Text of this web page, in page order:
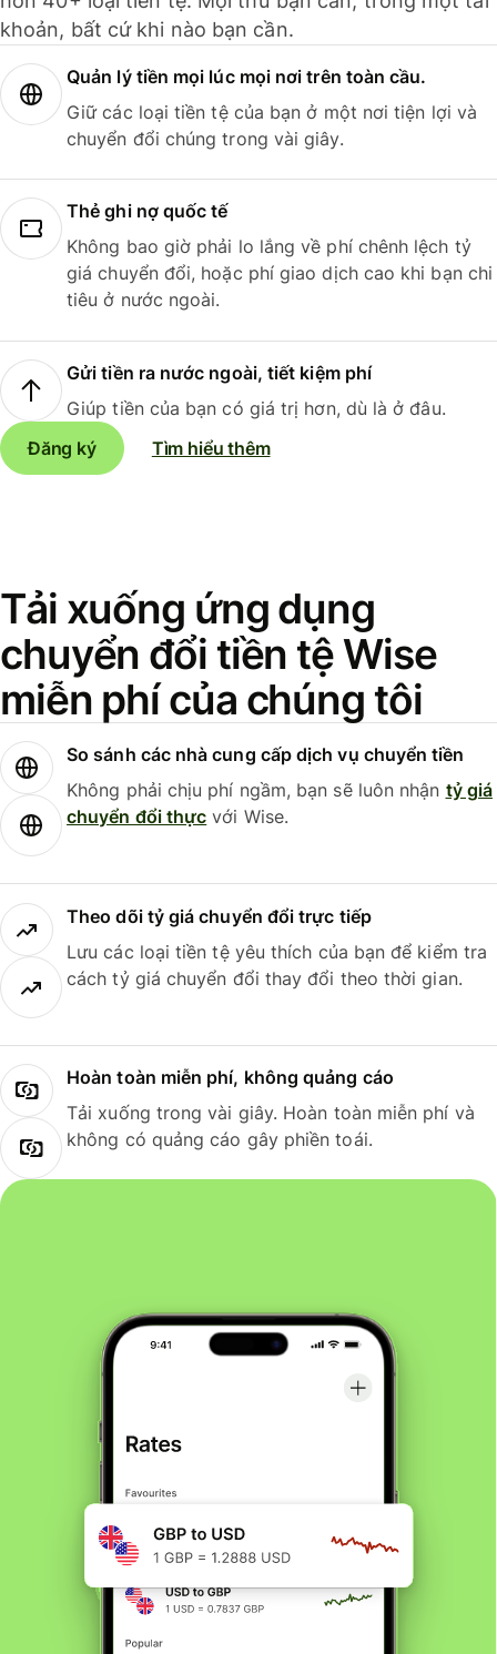
khoản, bất cứ khi nào bạn cần.
Quản lý tiền mọi lúc mọi nơi trên toàn cầu.
Giữ các loại tiền tệ của bạn ở một nơi tiện lợi và
chuyển đổi chúng trong vài giây.
Thẻ ghi nợ quốc tế
Không bao giờ phải lo lắng về phí chênh lệch tỷ
giá chuyển đổi, hoặc phí giao dịch cao khi bạn chi
tiêu ở nước ngoài.
Gửi tiền ra nước ngoài, tiết kiệm phí
Giúp tiền của bạn có giá trị hơn, dù là ở đâu.
Đăng ký
Tìm hiểu thêm
Tải xuống ứng dụng
chuyển đổi tiền tệ Wise
miễn phí của chúng tôi
So sánh các nhà cung cấp dịch vụ chuyển tiền
Không phải chịu phí ngầm, bạn sẽ luôn nhận tỷ giá
chuyển đổi thực với Wise.
Theo dõi tỷ giá chuyển đổi trực tiếp
Lưu các loại tiền tệ yêu thích của bạn để kiểm tra
cách tỷ giá chuyển đổi thay đổi theo thời gian.
Hoàn toàn miễn phí, không quảng cáo
Tải xuống trong vài giây. Hoàn toàn miễn phí và
không có quảng cáo gây phiền toái.